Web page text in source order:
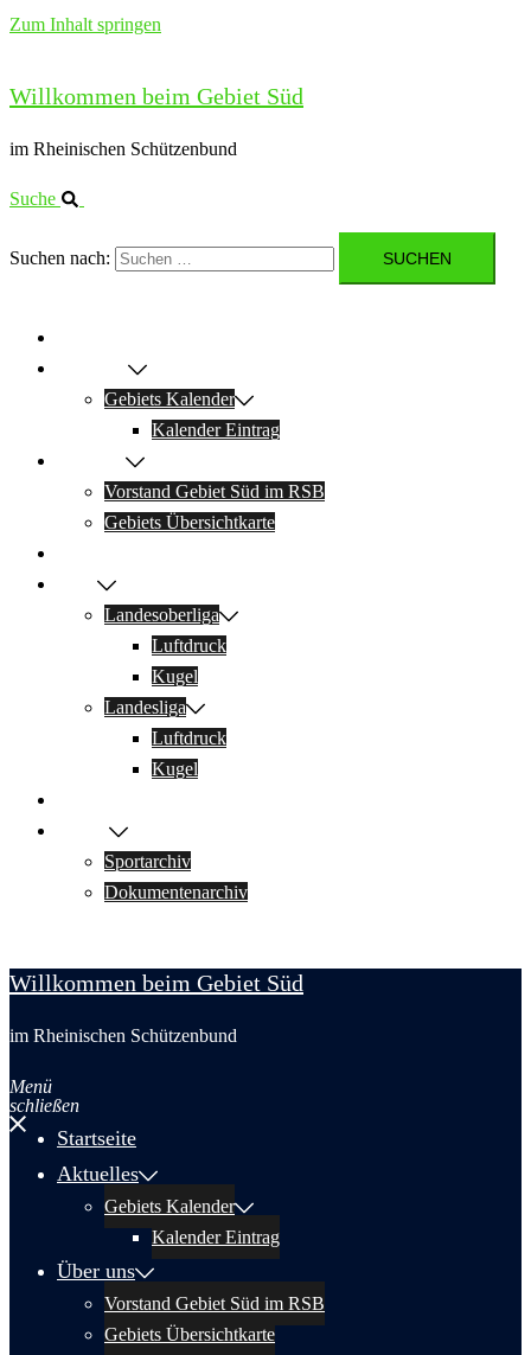
Zum Inhalt springen
Willkommen beim Gebiet Süd
im Rheinischen Schützenbund
Suche
Suchen nach:
Gebiets Kalender
Kalender Eintrag
Vorstand Gebiet Süd im RSB
Gebiets Übersichtkarte
Landesoberliga
Luftdruck
Kugel
Landesliga
Luftdruck
Kugel
Sportarchiv
Dokumentenarchiv
Willkommen beim Gebiet Süd
im Rheinischen Schützenbund
Menü
schließen
Startseite
Aktuelles
Gebiets Kalender
Kalender Eintrag
Über uns
Vorstand Gebiet Süd im RSB
Gebiets Übersichtkarte